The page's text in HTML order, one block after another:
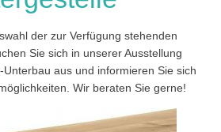
der zur Verfügung stehenden
Sie sich in unserer Ausstellung
aus und informieren Sie sich
Wir beraten Sie gerne!